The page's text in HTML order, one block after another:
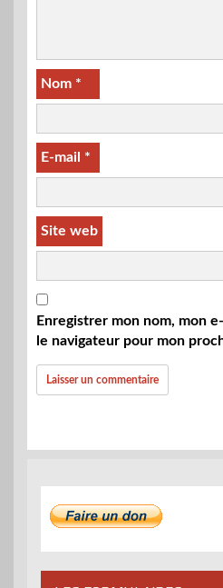
Nom *
E-mail *
Site web
Enregistrer mon nom, mon
le navigateur pour mon